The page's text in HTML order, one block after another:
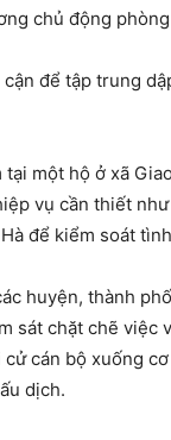
chủ động
để tập trung
một hộ ở xã
vụ cần thiết
để kiểm soát
huyện, thành
chặt chẽ
cán bộ xuống
dịch.